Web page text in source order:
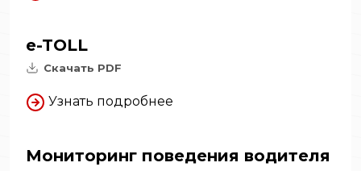
e-TOLL
Скачать PDF
Узнать подробнее
Мониторинг поведения водителя